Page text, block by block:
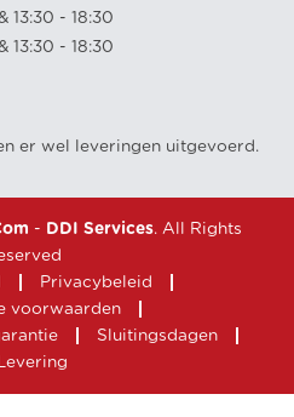
13:30 - 18:30
13:30 - 18:30
er wel leveringen uitgevoerd.
- DDI Services. All Rights
Privacybeleid
voorwaarden
Sluitingsdagen
Levering